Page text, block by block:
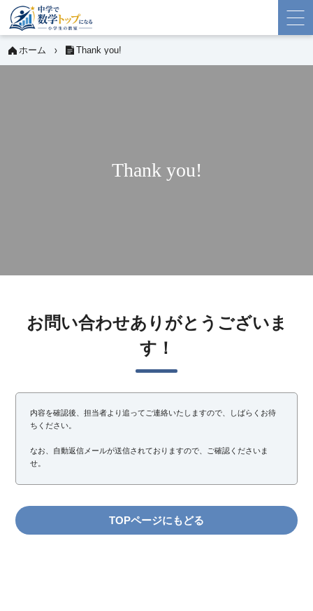
ホーム Thank you!
Thank you!
お問い合わせありがとうございま
す！
内容を確認後、担当者より追ってご連絡いたしますので、しばらくお待
ちください。
なお、自動返信メールが送信されておりますので、ご確認くださいま
せ。
TOPページにもどる